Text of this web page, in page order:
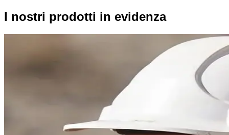
I nostri prodotti in evidenza